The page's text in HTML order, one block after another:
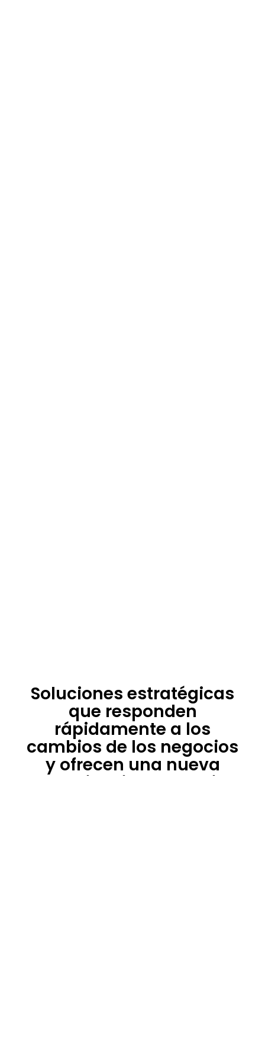
Soluciones estratégicas
que responden
rápidamente a los
cambios de los negocios
y ofrecen una nueva
experiencia al usuario